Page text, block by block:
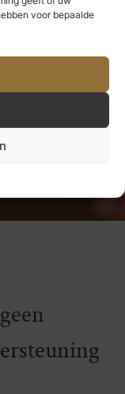
voor bepaalde
wat we
een deel